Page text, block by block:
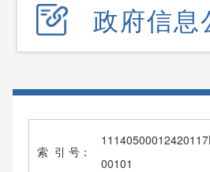
政府信息
索 引 号：
00101